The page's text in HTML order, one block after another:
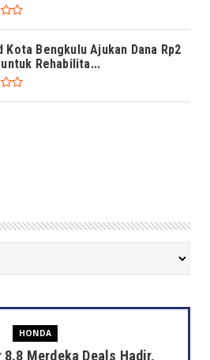
Kota Bengkulu Ajukan Dana Rp2
Rehabilita...
HONDA
8.8 Merdeka Deals Hadir,